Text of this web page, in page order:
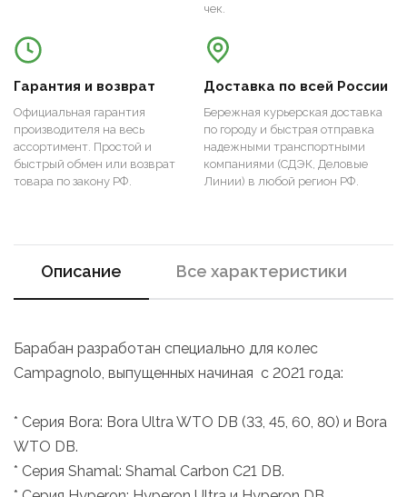
чек.
Гарантия и возврат
Официальная гарантия
производителя на весь
ассортимент. Простой и
быстрый обмен или возврат
товара по закону РФ.
Доставка по всей России
Бережная курьерская доставка
по городу и быстрая отправка
надежными транспортными
компаниями (СДЭК, Деловые
Линии) в любой регион РФ.
Описание Все характеристики
Барабан разработан специально для колес
Campagnolo, выпущенных начиная с 2021 года:
* Серия Bora: Bora Ultra WTO DB (33, 45, 60, 80) и Bora
WTO DB.
* Серия Shamal: Shamal Carbon C21 DB.